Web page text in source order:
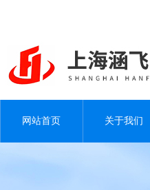
网站首页 关于我们